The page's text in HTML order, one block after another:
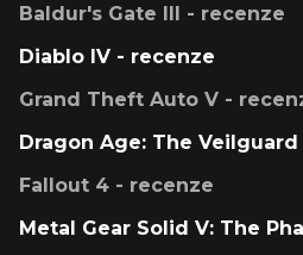
Baldur's Gate III - recenze
Diablo IV - recenze
Grand Theft Auto V -
Dragon Age: The
Fallout 4 - recenze
Metal Gear Solid V: The